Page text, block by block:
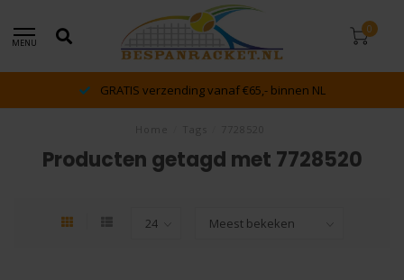
MENU
0
GRATIS verzending vanaf €65,- binnen NL
Producten getagd met 7728520